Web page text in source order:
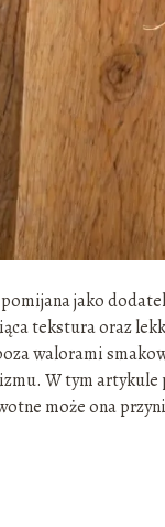
jako
tekstura oraz
walorami
W tym
może ona